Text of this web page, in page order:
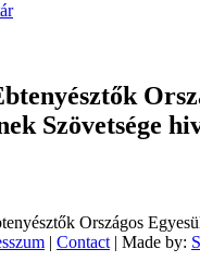
Szövetsége
Országos
| Contact | Made by: